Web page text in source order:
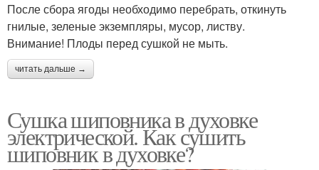
После сбора ягоды необходимо перебрать, откинуть
гнилые, зеленые экземпляры, мусор, листву.
Внимание! Плоды перед сушкой не мыть.
читать дальше →
Сушка шиповника в духовке
электрической. Как сушить
шиповник в духовке?